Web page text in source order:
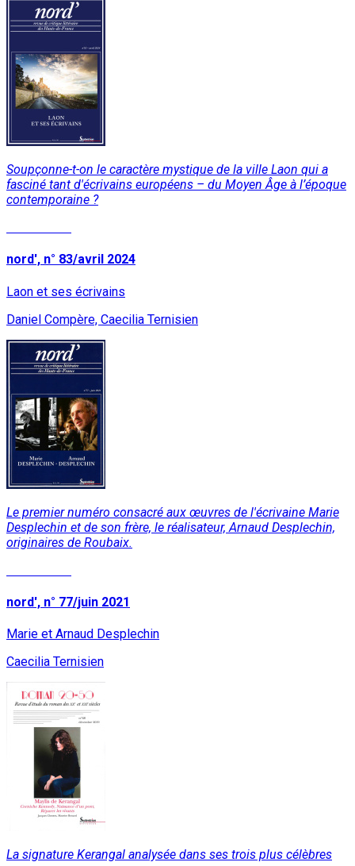
Soupçonne-t-on le caractère mystique de la ville Laon qui a
fasciné tant d'écrivains européens – du Moyen Âge à l’époque
contemporaine ?
nord', n° 83/avril 2024
Laon et ses écrivains
Daniel Compère, Caecilia Ternisien
Le premier numéro consacré aux œuvres de l'écrivaine Marie
Desplechin et de son frère, le réalisateur, Arnaud Desplechin,
originaires de Roubaix.
nord', n° 77/juin 2021
Marie et Arnaud Desplechin
Caecilia Ternisien
La signature Kerangal analysée dans ses trois plus célèbres